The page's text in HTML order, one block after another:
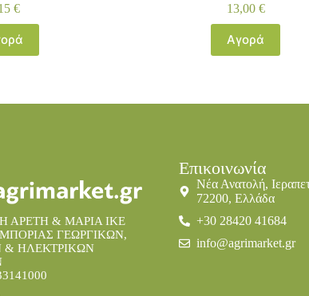
€
13,00 €
Αγορά
ΑΡΕΤΗ & ΜΑΡΙΑ IKE
ΓΕΩΡΓΙΚΩΝ,
& ΗΛΕΚΤΡΙΚΩΝ
Επικοινωνία
Νέα Ανατολή,
72200, Ελλάδα
+30 28420 41684
info@agrimarket.gr